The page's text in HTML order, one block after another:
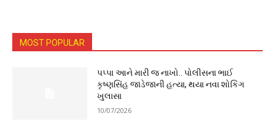
MOST POPULAR
પપ્પા આને મારી જ નાખો.. પોલીસના ભાઈ
કૃષ્ણસિંહ જાડેજાની હત્યા, થયા નવા શોકિંગ
ખુલાસા
10/07/2026